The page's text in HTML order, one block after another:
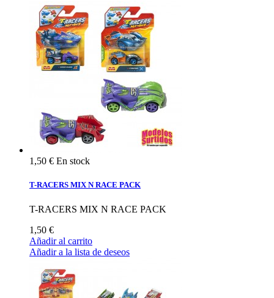
1,50 € En stock
T-RACERS MIX N RACE PACK
T-RACERS MIX N RACE PACK
1,50 €
Añadir al carrito
Añadir a la lista de deseos